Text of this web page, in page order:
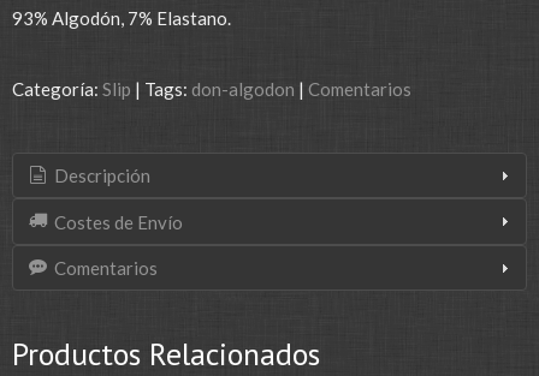
93% Algodón, 7% Elastano.
Categoría: Slip | Tags: don-algodon | Comentarios
Descripción
Costes de Envío
Comentarios
Productos Relacionados